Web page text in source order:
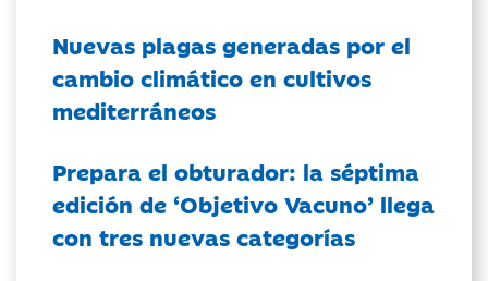
Nuevas plagas generadas por el
cambio climático en cultivos
mediterráneos
Prepara el obturador: la séptima
edición de ‘Objetivo Vacuno’ llega
con tres nuevas categorías